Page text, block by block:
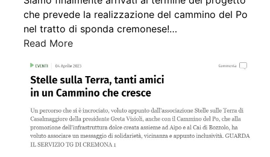
che prevede la realizzazione del cammino del Po
nel tratto di sponda cremonese!…
Read More